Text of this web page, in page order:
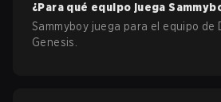
¿Para qué equipo juega
Sammyboy juega para el equipo de
Genesis